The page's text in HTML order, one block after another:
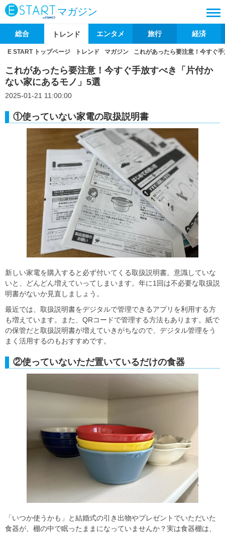
マガジン
総合 トレンド エンタメ 旅行 経済
E START トップページ トレンド マガジン これがあったら要注意！今すぐ
これがあったら要注意！今すぐ手放すべき「片付か
ない家にあるモノ」5選
2025-01-21 11:00:00
①使っていない家電の取扱説明書
新しい家電を購入すると必ず付いてくる取扱説明書。意識していな
いと、どんどん増えていってしまいます。年に1回は不必要な取扱説
明書がないか見直しましょう。
最近では、取扱説明書をデジタルで管理できるアプリを利用する方
も増えています。また、QRコードで管理する方法もあります。紙で
の保管だと取扱説明書が増えていきがちなので、デジタル管理をう
まく活用するのもおすすめです。
②使っていないただ置いているだけの食器
「いつか使うかも」と結婚式の引き出物やプレゼントでいただいた
食器が、棚の中で眠ったままになっていませんか？実は食器棚は、